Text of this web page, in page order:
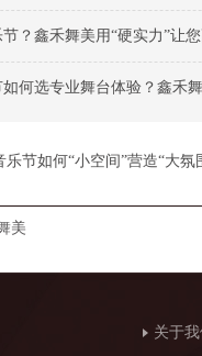
？鑫禾舞美用“硬实力”让
何选专业舞台体验？鑫禾
乐节如何“小空间”营造“大氛
美
关于我